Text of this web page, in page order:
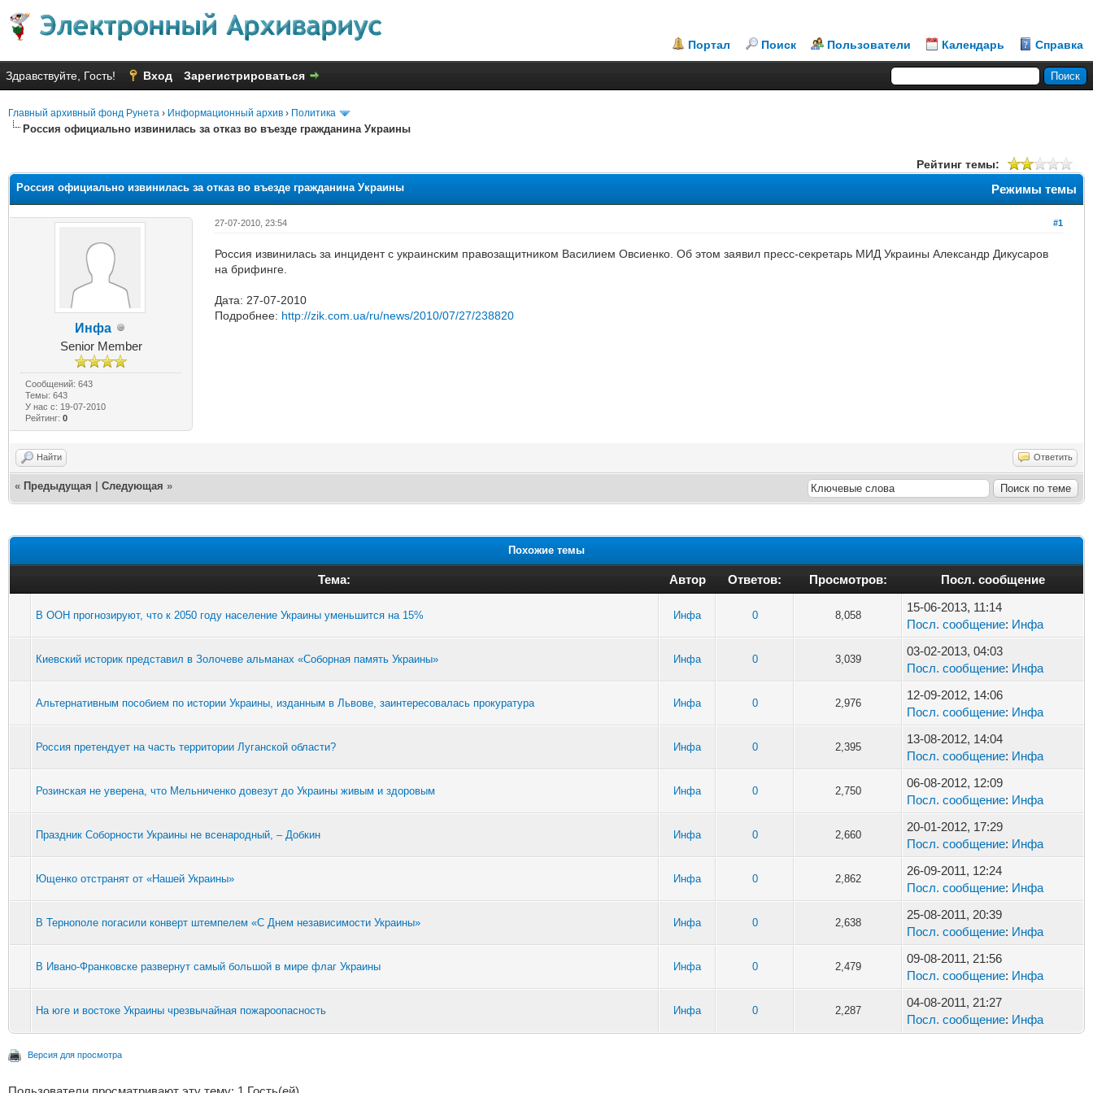
Портал Поиск Пользователи Календарь Справка
Здравствуйте, Гость! Вход Зарегистрироваться
Главный архивный фонд Рунета › Информационный архив › Политика
Россия официально извинилась за отказ во въезде гражданина Украины
Рейтинг темы:
Режимы темы
Россия официально извинилась за отказ во въезде гражданина Украины
Инфа
Senior Member
Сообщений: 643
Темы: 643
У нас с: 19-07-2010
Рейтинг:0
#1
27-07-2010, 23:54
Россия извинилась за инцидент с украинским правозащитником Василием Овсиенко. Об этом заявил пресс-секретарь МИД Украины Александр Дикусаров
на брифинге.
Дата: 27-07-2010
Подробнее: http://zik.com.ua/ru/news/2010/07/27/238820
Найти Ответить
« Предыдущая Следующая »
Похожие темы
Тема: Автор Ответов: Просмотров: Посл. сообщение
В ООН прогнозируют, что к 2050 году население Украины уменьшится на 15% Инфа 0 8,058
15-06-2013, 11:14
Посл. сообщение: Инфа
Киевский историк представил в Золочеве альманах «Соборная память Украины» Инфа 0 3,039
03-02-2013, 04:03
Посл. сообщение: Инфа
Альтернативным пособием по истории Украины, изданным в Львове, заинтересовалась прокуратура Инфа 0 2,976
12-09-2012, 14:06
Посл. сообщение: Инфа
Россия претендует на часть территории Луганской области? Инфа 0 2,395
13-08-2012, 14:04
Посл. сообщение: Инфа
Розинская не уверена, что Мельниченко довезут до Украины живым и здоровым Инфа 0 2,750
06-08-2012, 12:09
Посл. сообщение: Инфа
Праздник Соборности Украины не всенародный, – Добкин Инфа 0 2,660
20-01-2012, 17:29
Посл. сообщение: Инфа
Ющенко отстранят от «Нашей Украины» Инфа 0 2,862
26-09-2011, 12:24
Посл. сообщение: Инфа
В Тернополе погасили конверт штемпелем «С Днем независимости Украины» Инфа 0 2,638
25-08-2011, 20:39
Посл. сообщение: Инфа
В Ивано-Франковске развернут самый большой в мире флаг Украины Инфа 0 2,479
09-08-2011, 21:56
Посл. сообщение: Инфа
На юге и востоке Украины чрезвычайная пожароопасность Инфа 0 2,287
04-08-2011, 21:27
Посл. сообщение: Инфа
Версия для просмотра